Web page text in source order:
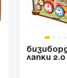
ЛАПКИ